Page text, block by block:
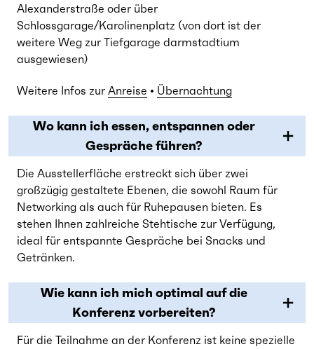
Alexanderstraße oder über
Schlossgarage/Karolinenplatz (von dort ist der
weitere Weg zur Tiefgarage darmstadtium
ausgewiesen)
Weitere Infos zur Anreise • Übernachtung
Wo kann ich essen, entspannen oder
Gespräche führen?
Die Ausstellerfläche erstreckt sich über zwei
großzügig gestaltete Ebenen, die sowohl Raum für
Networking als auch für Ruhepausen bieten. Es
stehen Ihnen zahlreiche Stehtische zur Verfügung,
ideal für entspannte Gespräche bei Snacks und
Getränken.
Wie kann ich mich optimal auf die
Konferenz vorbereiten?
Für die Teilnahme an der Konferenz ist keine spezielle